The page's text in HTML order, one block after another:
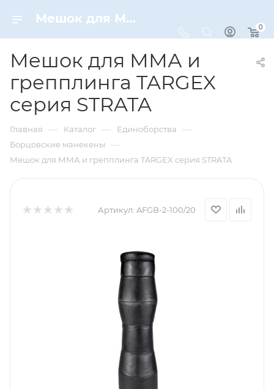
Мешок для ММА и грепплинга TARGEX серия STRATA – купить по цене 18000 руб. в интернет-магазине Dynamic-Sport
0
Мешок для ММА и
грепплинга TARGEX
серия STRATA
Главная — Каталог — Единоборства —
Борцовские манекены —
Мешок для ММА и грепплинга TARGEX серия STRATA
Артикул: AFGB-2-100/20